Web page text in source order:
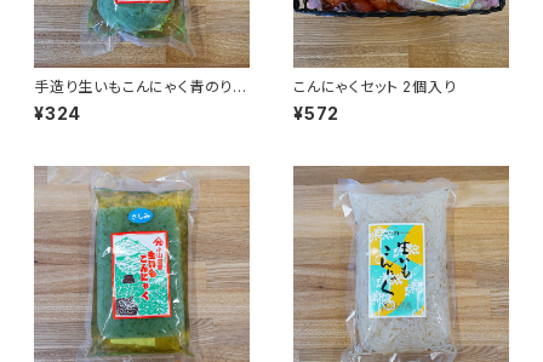
手造り生いもこんにゃく青のり入
り大玉さしみ 1袋 300g
¥324
こんにゃくセット 2個入り
¥572